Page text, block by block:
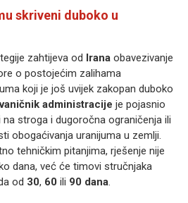
skriveni duboko u
zahtijeva od Irana obavezivanje
o postojećim zalihama
koji je još uvijek zakopan duboko
administracije je pojasnio
stroga i dugoročna ograničenja ili
obogaćivanja uranijuma u zemlji.
tehničkim pitanjima, rješenje nije
dana, već će timovi stručnjaka
od 30, 60 ili 90 dana.